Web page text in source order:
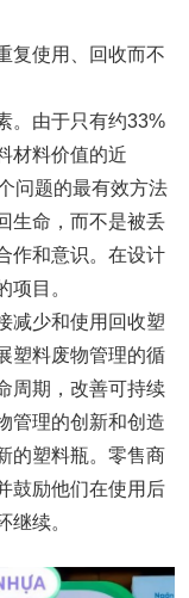
复使用、回收而不
。由于只有约33%
材料价值的近
问题的最有效方法
生命，而不是被丢
作和意识。在设计
项目。
减少和使用回收塑
塑料废物管理的循
周期，改善可持续
管理的创新和创造
的塑料瓶。零售商
鼓励他们在使用后
继续。